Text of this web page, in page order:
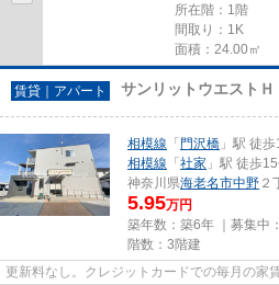
所在階：1階
間取り：1K
面積：24.00㎡
賃貸｜アパート サンリットウエストＨ
相模線 「門沢橋 」駅 徒
相模線 「社家 」駅 徒歩
神奈川県海老名市中野 ２
5.95万円
築年数：築6年 ｜募集中：
階数：3階建
更新料なし。クレジットカードでの毎月の家